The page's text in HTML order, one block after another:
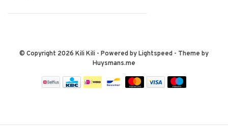
© Copyright 2026 Kili Kili - Powered byLightspeed - Theme by
Huysmans.me